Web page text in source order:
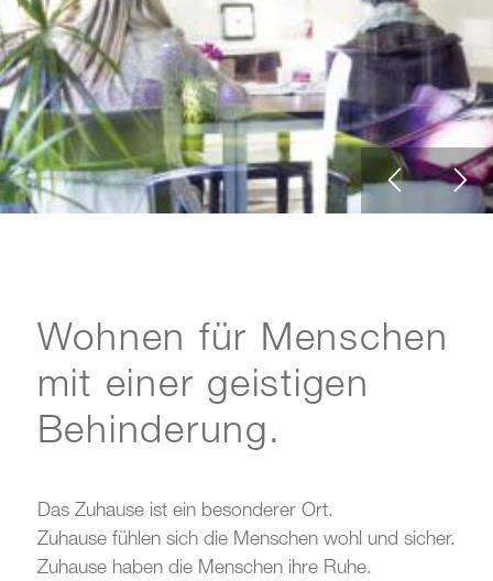
Wohnen für Menschen
mit einer geistigen
Behinderung.
Das Zuhause ist ein besonderer Ort.
Zuhause fühlen sich die Menschen wohl und sicher.
Zuhause haben die Menschen ihre Ruhe.